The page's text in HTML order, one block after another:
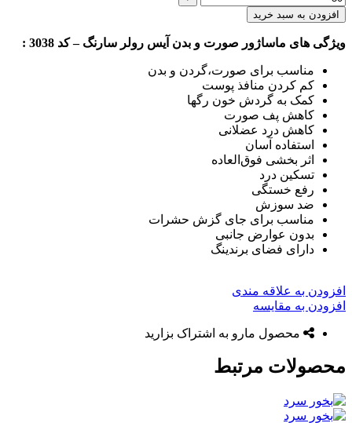
افزودن به سبد خرید
ویژگی های ماساژور صورت و بدن آیس رولر سارنگ – کد 3038 :
مناسب برای صورت،گردن و بدن
کم کردن منافذ پوست
کمک به گردش خون رگها
کاهش پف صورت
کاهش درد عضلانی
استفاده آسان
اثر بخشی فوق‌العاده
تسکین درد
رفع خستگی
ضد سوزش
مناسب برای جای گزش حشرات
بدون عوارض جانبی
دارای فضای برندینگ
افزودن به علاقه مندی
افزودن به مقایسه
محصول مارو به اشتراک بزارید
محصولات مرتبط